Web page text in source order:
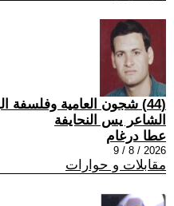
(44) شجون العامية
الشاعر يس النحايفة
عطا درغام
2026 / 8 / 9
مقابلات و حوارات